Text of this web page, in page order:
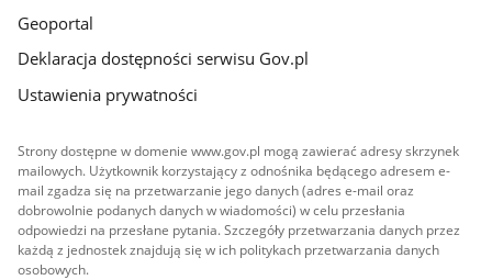
Geoportal
Deklaracja dostępności serwisu Gov.pl
Ustawienia prywatności
Strony dostępne w domenie www.gov.pl mogą zawierać adresy skrzynek
mailowych. Użytkownik korzystający z odnośnika będącego adresem e-
mail zgadza się na przetwarzanie jego danych (adres e-mail oraz
dobrowolnie podanych danych w wiadomości) w celu przesłania
odpowiedzi na przesłane pytania. Szczegóły przetwarzania danych przez
każdą z jednostek znajdują się w ich politykach przetwarzania danych
osobowych.